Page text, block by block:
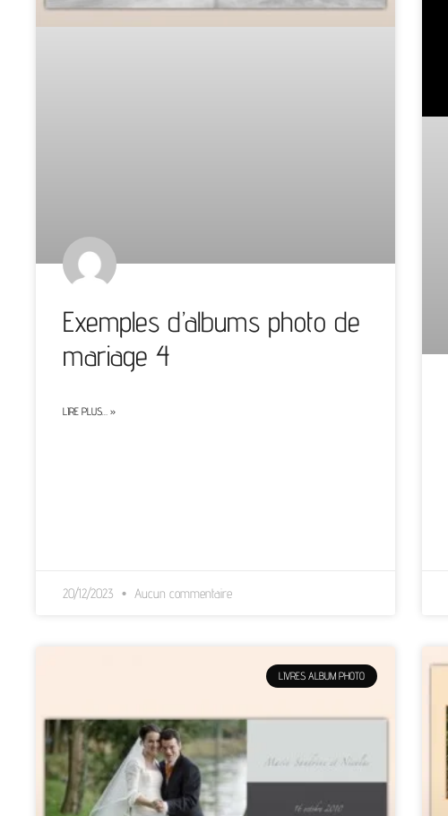
Exemples d’albums photo de
mariage 4
LIRE PLUS… »
20/12/2023 Aucun commentaire
LIVRES ALBUM PHOTO